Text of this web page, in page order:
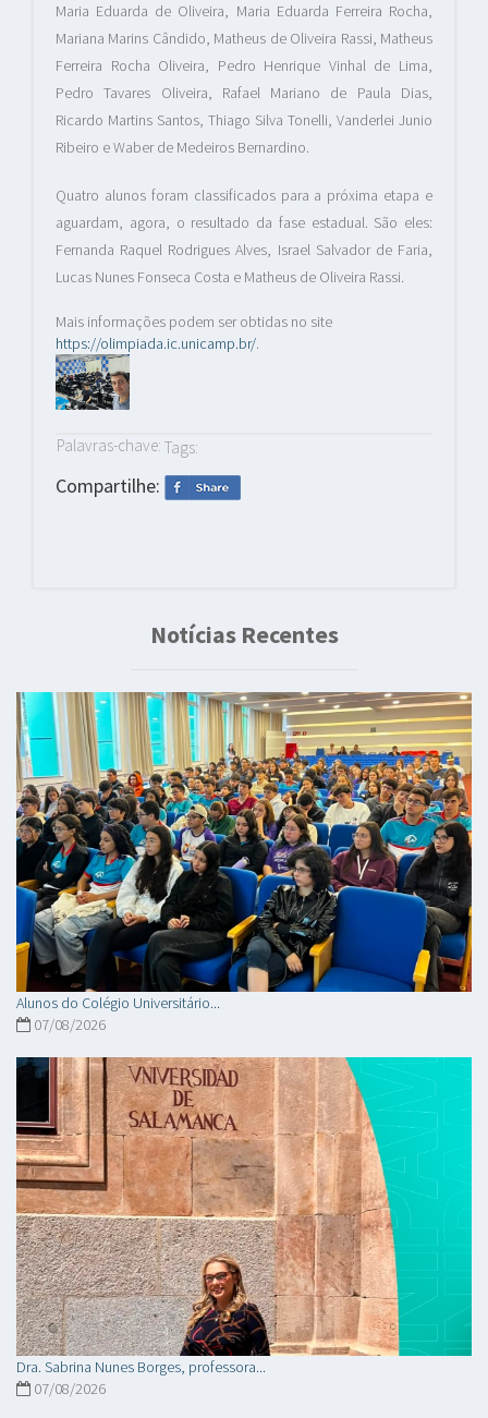
Maria Eduarda de Oliveira, Maria Eduarda Ferreira Rocha,
Mariana Marins Cândido, Matheus de Oliveira Rassi, Matheus
Ferreira Rocha Oliveira, Pedro Henrique Vinhal de Lima,
Pedro Tavares Oliveira, Rafael Mariano de Paula Dias,
Ricardo Martins Santos, Thiago Silva Tonelli, Vanderlei Junio
Ribeiro e Waber de Medeiros Bernardino.
Quatro alunos foram classificados para a próxima etapa e
aguardam, agora, o resultado da fase estadual. São eles:
Fernanda Raquel Rodrigues Alves, Israel Salvador de Faria,
Lucas Nunes Fonseca Costa e Matheus de Oliveira Rassi.
Mais informações podem ser obtidas no site
https://olimpiada.ic.unicamp.br/.
Palavras-chave: Tags:
Compartilhe:
Notícias Recentes
Alunos do Colégio Universitário...
07/08/2026
Dra. Sabrina Nunes Borges, professora...
07/08/2026